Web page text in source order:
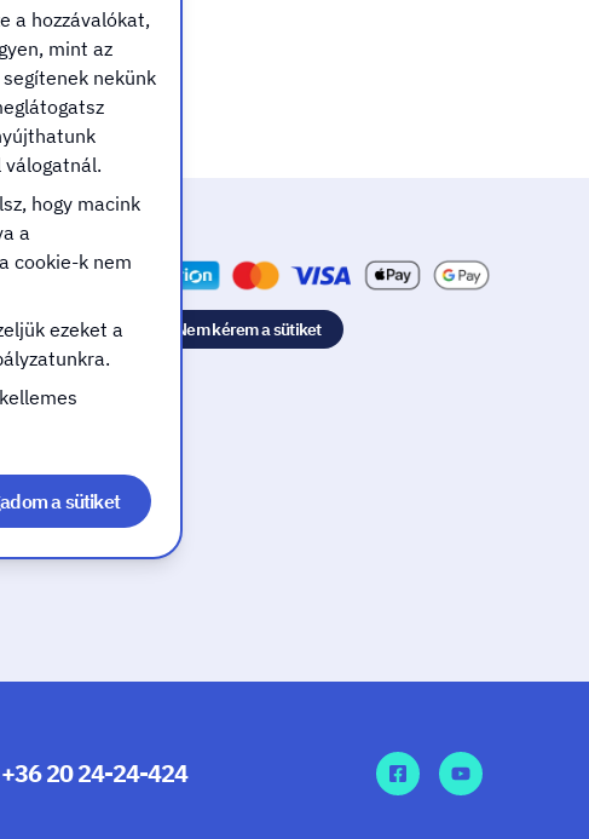
Nem kérem a sütiket
+36 20 24-24-424
a hozzávalókat,
mint az
nekünk
hogy macink
a
cookie-k nem
ezeket a
a sütiket